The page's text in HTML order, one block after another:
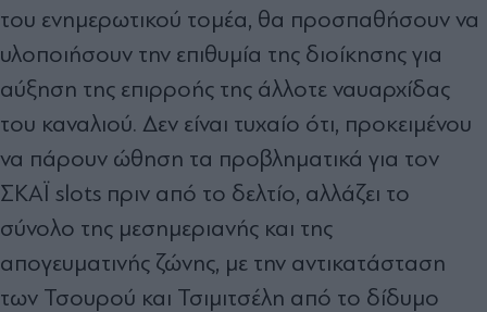
του ενηµερωτικού τοµέα, θα προσπαθήσουν να
υλοποιήσουν την επιθυµία της διοίκησης για
αύξηση της επιρροής της άλλοτε ναυαρχίδας
του καναλιού. ∆εν είναι τυχαίο ότι, προκειµένου
να πάρουν ώθηση τα προβληµατικά για τον
ΣΚΑΪ slots πριν από το δελτίο, αλλάζει το
σύνολο της µεσηµεριανής και της
απογευµατινής ζώνης, µε την αντικατάσταση
των Τσουρού και Τσιµιτσέλη από το δίδυµο